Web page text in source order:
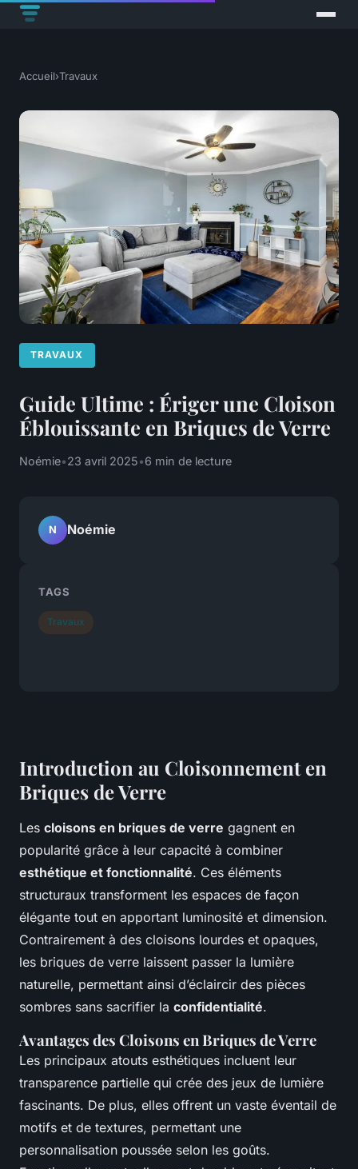
Accueil›Travaux
TRAVAUX
Guide Ultime : Ériger une Cloison
Éblouissante en Briques de Verre
Noémie•23 avril 2025•6 min de lecture
Introduction au Cloisonnement en
Briques de Verre
Les cloisons en briques de verre gagnent en
popularité grâce à leur capacité à combiner
esthétique et fonctionnalité. Ces éléments
structuraux transforment les espaces de façon
élégante tout en apportant luminosité et dimension.
Contrairement à des cloisons lourdes et opaques,
les briques de verre laissent passer la lumière
naturelle, permettant ainsi d’éclaircir des pièces
sombres sans sacrifier la confidentialité.
Avantages des Cloisons en Briques de Verre
Les principaux atouts esthétiques incluent leur
transparence partielle qui crée des jeux de lumière
fascinants. De plus, elles offrent un vaste éventail de
motifs et de textures, permettant une
personnalisation poussée selon les goûts.
N Noémie
TAGS
Travaux